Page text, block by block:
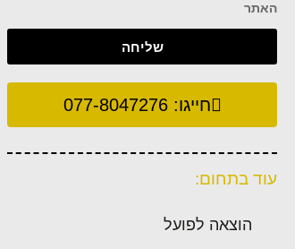
האתר
שליחה
חייגו:077-8047276
עוד בתחום:
הוצאה לפועל